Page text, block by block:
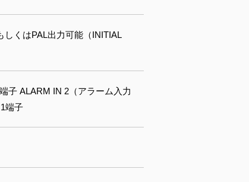
くはPAL出力可能（INITIAL
子 ALARM IN 2（アラーム入力
端子